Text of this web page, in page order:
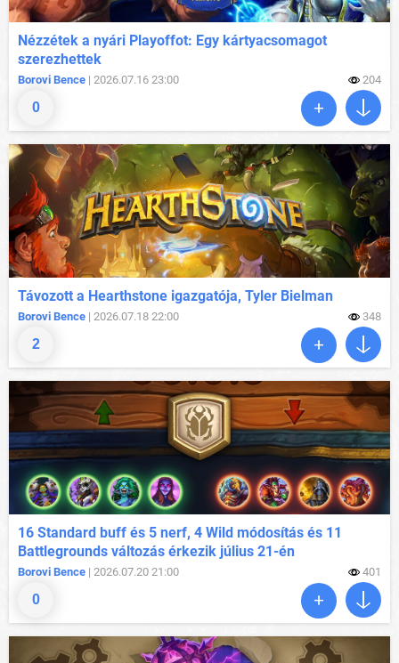
0
Nézzétek a nyári Playoffot: Egy kártyacsomagot
szerezhettek
Borovi Bence | 2026.07.16 23:00 204
2
Távozott a Hearthstone igazgatója, Tyler Bielman
Borovi Bence | 2026.07.18 22:00 348
0
16 Standard buff és 5 nerf, 4 Wild módosítás és 11
Battlegrounds változás érkezik július 21-én
Borovi Bence | 2026.07.20 21:00 401